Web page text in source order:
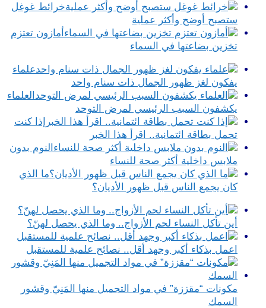
خرائط غوغل
ستصبح أوضح وأكثر عملية
أمازون تعتزم
تخزين بضاعتها في السماء
علماء
يفكون لغز ظهور الجمال ذات سنام واحد
العلماء
يكشفون السبب الرئيسي لمرض التوحد
إذا كنت
تحمل بطاقة ائتمانية.. اقرأ هذا الخبر
النوم بدون
ملابس داخلية أكثر صحة للنساء
ما الذي
كان يجمع الناس قبل ظهور الأديان؟
أين تأكل النساء لحم الأزواج.. وما الذي يحصل لهنّ؟
اعمل بذكاء أكبر وجهد أقل.. نصائح علمية للمستقبل
مكونات “مقززة” في مواد التجميل منها المَنِيّ وقشور
السمك